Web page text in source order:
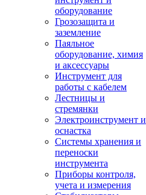
оборудование
Грозозащита и
заземление
Паяльное
оборудование, химия
и аксессуары
Инструмент для
работы с кабелем
Лестницы и
стремянки
Электроинструмент и
оснастка
Системы хранения и
переноски
инструмента
Приборы контроля,
учета и измерения